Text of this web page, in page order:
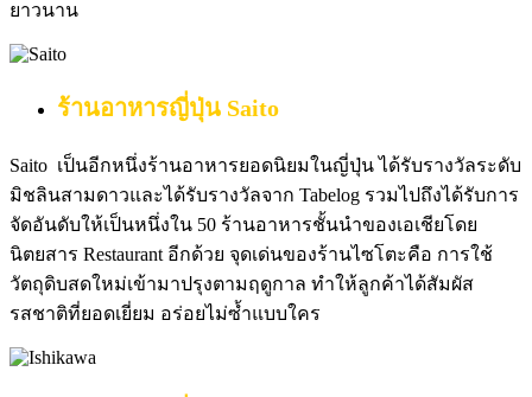
ยาวนาน
ร้านอาหารญี่ปุ่น Saito
Saito เป็นอีกหนึ่งร้านอาหารยอดนิยมในญี่ปุ่น ได้รับรางวัลระดับ
มิชลินสามดาวและได้รับรางวัลจาก Tabelog รวมไปถึงได้รับการ
จัดอันดับให้เป็นหนึ่งใน 50 ร้านอาหารชั้นนำของเอเชียโดย
นิตยสาร Restaurant อีกด้วย จุดเด่นของร้านไซโตะคือ การใช้
วัตถุดิบสดใหม่เข้ามาปรุงตามฤดูกาล ทำให้ลูกค้าได้สัมผัส
รสชาติที่ยอดเยี่ยม อร่อยไม่ซ้ำแบบใคร